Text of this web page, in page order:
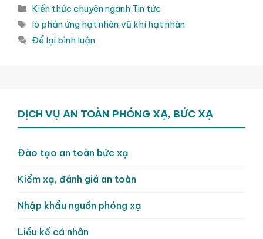
Danh
mục
Kiến thức chuyên ngành,Tin tức
Thẻ
lò phản ứng hạt nhân,vũ khí hạt nhân
Để lại bình luận
DỊCH VỤ AN TOÀN PHÓNG XẠ, BỨC XẠ
Đào tạo an toàn bức xạ
Kiểm xạ, đánh giá an toàn
Nhập khẩu nguồn phóng xạ
Liều kế cá nhân